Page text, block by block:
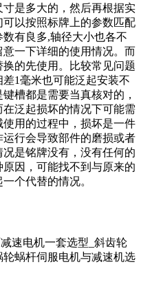
是多大的，然后再根据实
以按照标牌上的参数匹配
有良多,轴径大小也各不
一下详细的使用情况。而
的先使用。比较常见问题
1毫米也可能泛起安装不
槽都是需要当真核对的，
泛起损坏的情况下可能需
用的过程中，损坏是一件
行会导致部件的磨损或者
是铭牌没有，没有任何的
因，可能找不到与原来的
个代替的情况。
速电机一套选型_斜齿轮
蜗杆伺服电机与减速机选